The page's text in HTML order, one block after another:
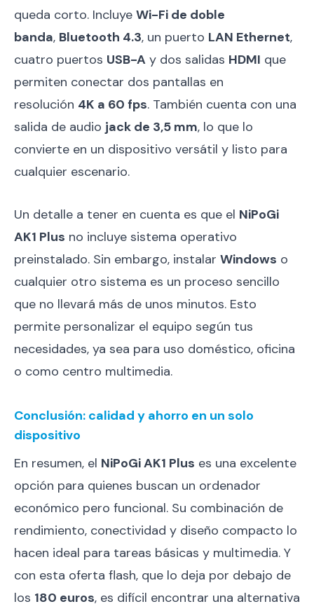
queda corto. Incluye Wi-Fi de doble
banda, Bluetooth 4.3, un puerto LAN Ethernet,
cuatro puertos USB-A y dos salidas HDMI que
permiten conectar dos pantallas en
resolución 4K a 60 fps. También cuenta con una
salida de audio jack de 3,5 mm, lo que lo
convierte en un dispositivo versátil y listo para
cualquier escenario.
Un detalle a tener en cuenta es que el NiPoGi
AK1 Plus no incluye sistema operativo
preinstalado. Sin embargo, instalar Windows o
cualquier otro sistema es un proceso sencillo
que no llevará más de unos minutos. Esto
permite personalizar el equipo según tus
necesidades, ya sea para uso doméstico, oficina
o como centro multimedia.
Conclusión: calidad y ahorro en un solo
dispositivo
En resumen, el NiPoGi AK1 Plus es una excelente
opción para quienes buscan un ordenador
económico pero funcional. Su combinación de
rendimiento, conectividad y diseño compacto lo
hacen ideal para tareas básicas y multimedia. Y
con esta oferta flash, que lo deja por debajo de
los 180 euros, es difícil encontrar una alternativa